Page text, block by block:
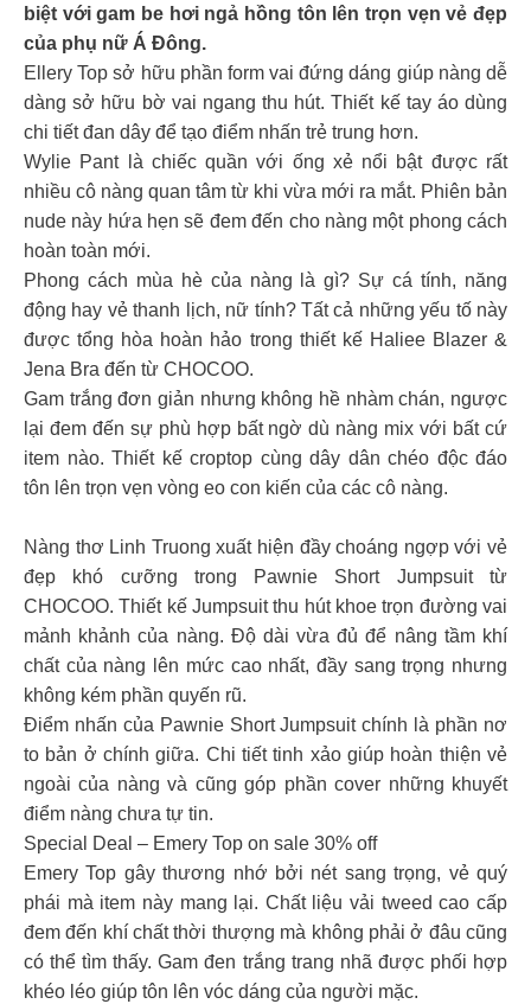
biệt với gam be hơi ngả hồng tôn lên trọn vẹn vẻ đẹp
của phụ nữ Á Đông.
Ellery Top sở hữu phần form vai đứng dáng giúp nàng dễ
dàng sở hữu bờ vai ngang thu hút. Thiết kế tay áo dùng
chi tiết đan dây để tạo điểm nhấn trẻ trung hơn.
Wylie Pant là chiếc quần với ống xẻ nổi bật được rất
nhiều cô nàng quan tâm từ khi vừa mới ra mắt. Phiên bản
nude này hứa hẹn sẽ đem đến cho nàng một phong cách
hoàn toàn mới.
Phong cách mùa hè của nàng là gì? Sự cá tính, năng
động hay vẻ thanh lịch, nữ tính? Tất cả những yếu tố này
được tổng hòa hoàn hảo trong thiết kế Haliee Blazer &
Jena Bra đến từ CHOCOO.
Gam trắng đơn giản nhưng không hề nhàm chán, ngược
lại đem đến sự phù hợp bất ngờ dù nàng mix với bất cứ
item nào. Thiết kế croptop cùng dây dân chéo độc đáo
tôn lên trọn vẹn vòng eo con kiến của các cô nàng.
Nàng thơ Linh Truong xuất hiện đầy choáng ngợp với vẻ
đẹp khó cưỡng trong Pawnie Short Jumpsuit từ
CHOCOO. Thiết kế Jumpsuit thu hút khoe trọn đường vai
mảnh khảnh của nàng. Độ dài vừa đủ để nâng tầm khí
chất của nàng lên mức cao nhất, đầy sang trọng nhưng
không kém phần quyến rũ.
Điểm nhấn của Pawnie Short Jumpsuit chính là phần nơ
to bản ở chính giữa. Chi tiết tinh xảo giúp hoàn thiện vẻ
ngoài của nàng và cũng góp phần cover những khuyết
điểm nàng chưa tự tin.
Special Deal – Emery Top on sale 30% off
Emery Top gây thương nhớ bởi nét sang trọng, vẻ quý
phái mà item này mang lại. Chất liệu vải tweed cao cấp
đem đến khí chất thời thượng mà không phải ở đâu cũng
có thể tìm thấy. Gam đen trắng trang nhã được phối hợp
khéo léo giúp tôn lên vóc dáng của người mặc.